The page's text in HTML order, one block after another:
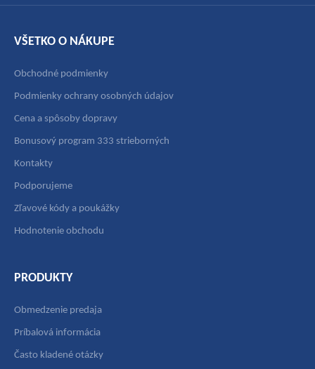
VŠETKO O NÁKUPE
Obchodné podmienky
Podmienky ochrany osobných údajov
Cena a spôsoby dopravy
Bonusový program 333 strieborných
Kontakty
Podporujeme
Zľavové kódy a poukážky
Hodnotenie obchodu
PRODUKTY
Obmedzenie predaja
Príbalová informácia
Často kladené otázky